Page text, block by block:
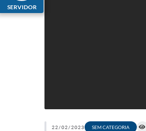
SERVIDOR
22/02/2023 SEM CATEGORIA